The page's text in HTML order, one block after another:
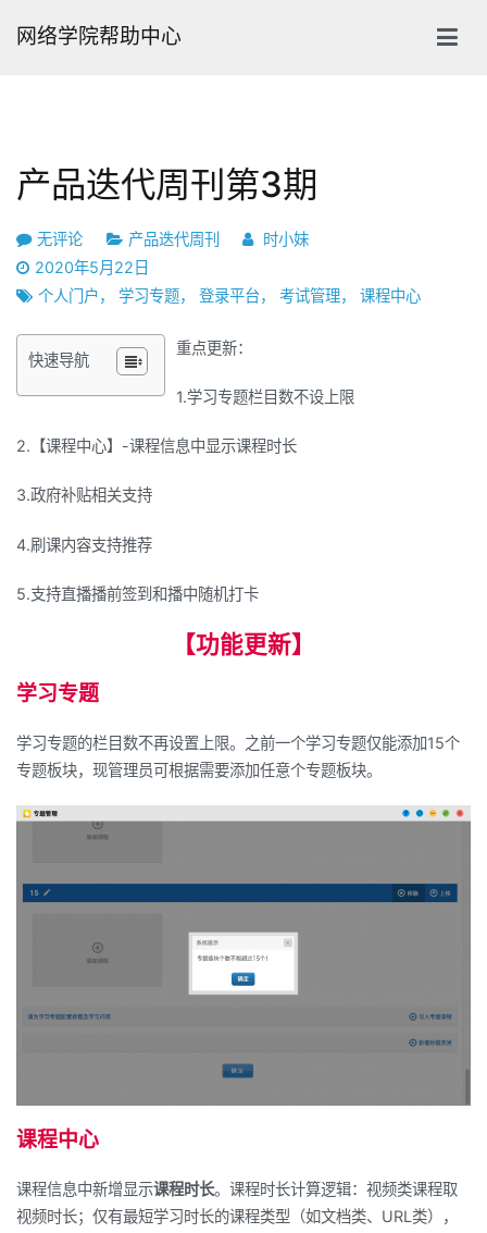
网络学院帮助中心
产品迭代周刊第3期
产
品
迭
刊
第
期
无评论 产品迭代周刊
时小妹
2020年5月22日
个人门户， 学习专题， 登录平台， 考试管理， 课程中心
快速导航
重点更新：
1.学习专题栏目数不设上限
2.【课程中心】-课程信息中显示课程时长
3.政府补贴相关支持
4.刷课内容支持推荐
5.支持直播播前签到和播中随机打卡
【功能更新】
学习专题
学习专题的栏目数不再设置上限。之前一个学习专题仅能添加15个
专题板块，现管理员可根据需要添加任意个专题板块。
课程中心
课程信息中新增显示课程时长。课程时长计算逻辑：视频类课程取
视频时长；仅有最短学习时长的课程类型（如文档类、 URL 类），